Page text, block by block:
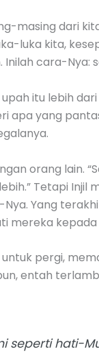
masing dari
luka kita,
cara-Nya:
itu lebih
apa yang
orang lain.
Tetapi
Yang
mereka kepada
pergi,
entah
seperti hati-